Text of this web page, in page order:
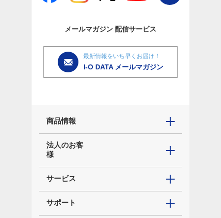
メールマガジン 配信サービス
最新情報をいち早くお届け！
I-O DATA メールマガジン
商品情報
法人のお客
様
サービス
サポート